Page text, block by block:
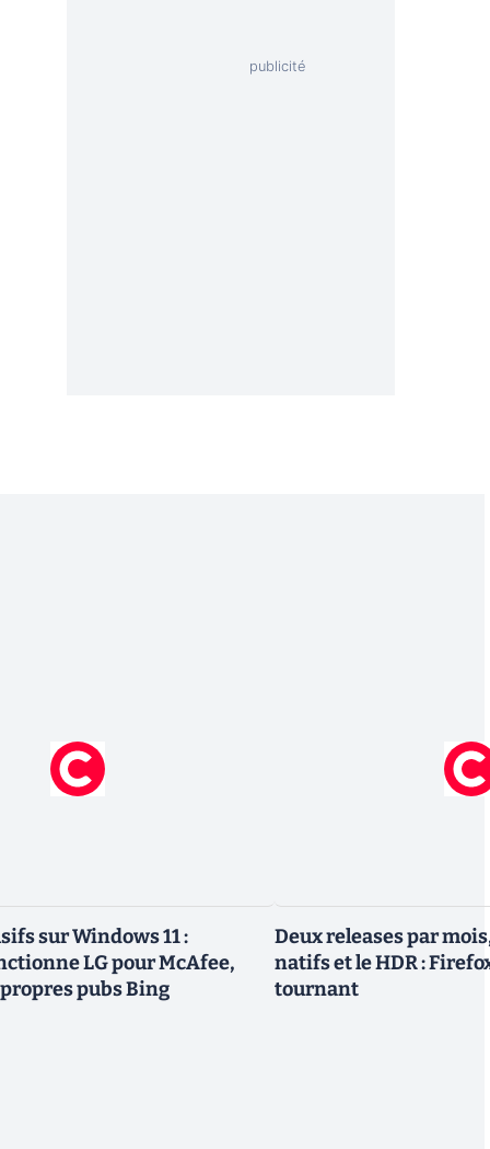
sur Windows 11 :
LG pour McAfee,
pubs Bing
Deux releases par
natifs et le HDR :
tournant